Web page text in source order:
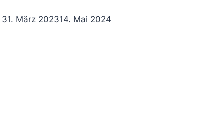
31. März 202314. Mai 2024